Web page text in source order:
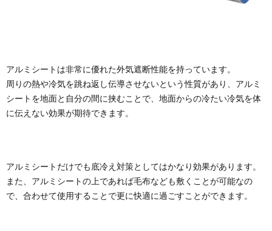
アルミシートは非常に優れた外気遮断性能を持っています。
周りの熱や冷気を跳ね返し伝導させないという性質があり、アルミ
シートを地面と自分の間に挟むことで、地面からの冷たい冷気を体
に伝えない効果が期待できます。
アルミシートだけでも底冷え対策としてはかなり効果があります。
また、アルミシートの上であれば毛布なども敷くことが可能なの
で、合わせて使用することで更に快適に過ごすことができます。